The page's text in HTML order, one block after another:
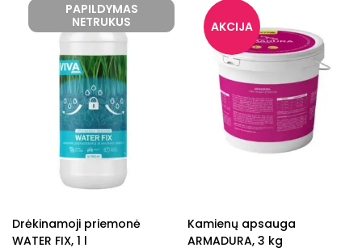
PAPILDYMAS
NETRUKUS
Drėkinamoji priemonė
WATER FIX, 1 l
Kamienų apsauga
ARMADURA, 3 kg